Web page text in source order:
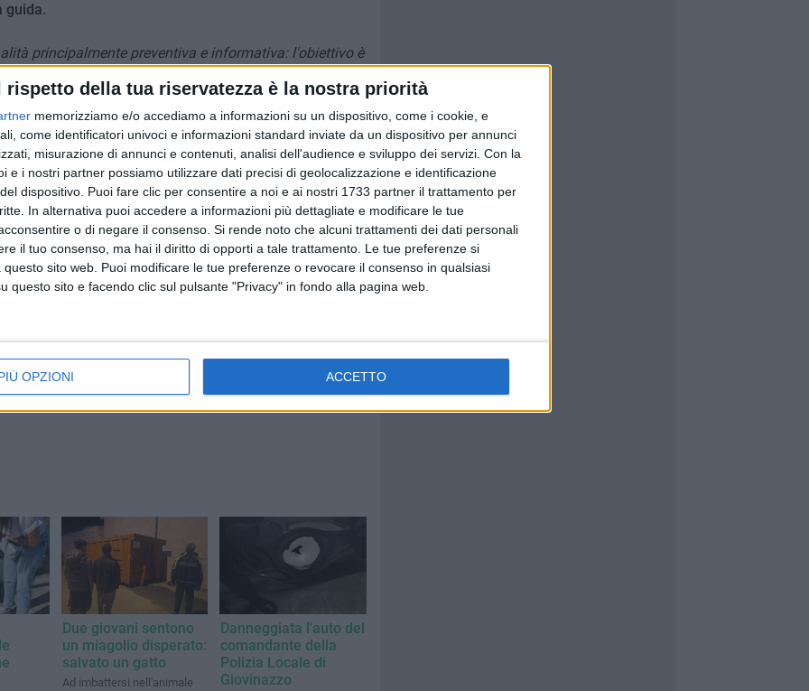
rispetto della tua riservatezza è la nostra priorità
memorizziamo e/o accediamo a informazioni su un dispositivo, come i cookie, e
come identificatori univoci e informazioni standard inviate da un dispositivo per annunci
misurazione di annunci e contenuti, analisi dell'audience e sviluppo dei servizi. Con la
e i nostri partner possiamo utilizzare dati precisi di geolocalizzazione e identificazione
dispositivo. Puoi fare clic per consentire a noi e ai nostri 1733 partner il trattamento per
In alternativa puoi accedere a informazioni più dettagliate e modificare le tue
o di negare il consenso. Si rende noto che alcuni trattamenti dei dati personali
il tuo consenso, ma hai il diritto di opporti a tale trattamento. Le tue preferenze si
sito web. Puoi modificare le tue preferenze o revocare il consenso in qualsiasi
questo sito e facendo clic sul pulsante "Privacy" in fondo alla pagina web.
OPZIONI ACCETTO
guida.
principalmente preventiva e informativa: l'obiettivo è
strada, dai conducenti dei monopattini ai pedoni,
alla Polizia Locale,Alberto Rucci-Inoltre, ricorda a chi
16 luglio entrerà in vigore un ulteriore
essere coperti da una polizza di responsabilità
settimane l'Amministrazione comunale e la Polizia
e di sensibilizzazione».
7 AGOSTO 2026
Grande partecipazione nell'agro
Signore
Due giovani sentono
un miagolio disperato:
salvato un gatto
Ad imbattersi nell'animale
Danneggiata l'auto del
comandante della
Polizia Locale di
Giovinazzo